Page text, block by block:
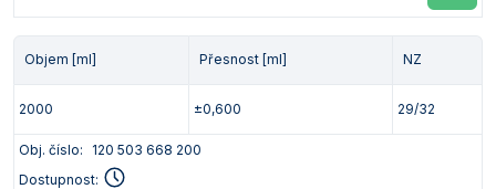
Objem [ml] Přesnost [ml] NZ
2000 ±0,600 29/32
Obj. číslo:
120 503 668 200
Dostupnost: